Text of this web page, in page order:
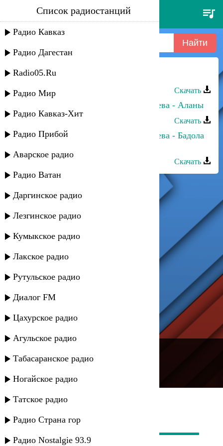
фати царикаева - убегаю
Список радиостанций
Радио Кавказ
Радио Дагестан
Radio05.Ru
Радио Мир
Радио Кавказ-Хит
Радио Прибой
Аварское радио
Радио Ватан
Даргинское радио
Лезгинское радио
Кумыкское радио
Лакское радио
Рутульское радио
Диалог FM
Цахурское радио
Агульское радио
Табасаранское радио
Ногайское радио
Татское радио
Радио Страна гор
Радио Nostalgie 93.9
Фати Царикаева - Замуж за тебя
Скачать
Альбина Царикаева, Фати Царикаева - Аланы
Скачать
Фати Царикаева, Альбина Царикаева - Бадола
Скачать
---
Русское радио